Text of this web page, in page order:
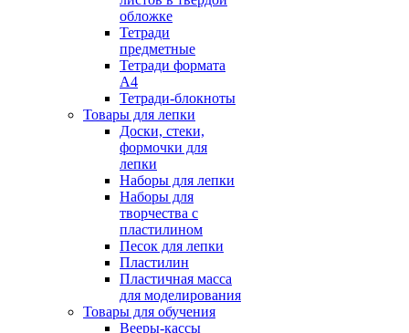
обложке
Тетради
предметные
Тетради формата
А4
Тетради-блокноты
Товары для лепки
Доски, стеки,
формочки для
лепки
Наборы для лепки
Наборы для
творчества с
пластилином
Песок для лепки
Пластилин
Пластичная масса
для моделирования
Товары для обучения
Вееры-кассы